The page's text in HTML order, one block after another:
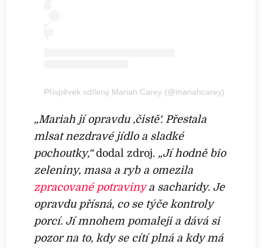
Příspěvek sdílený Mariah Carey (@mariahcarey)
„Mariah jí opravdu ‚čistě‘. Přestala
mlsat nezdravé jídlo a sladké
pochoutky,“dodal zdroj. „Jí hodně bio
zeleniny, masa a ryb a omezila
zpracované potravinya sacharidy. Je
opravdu přísná, co se týče kontroly
porcí. Jí mnohem pomaleji a dává si
pozor na to, kdy se cítí plná a kdy má